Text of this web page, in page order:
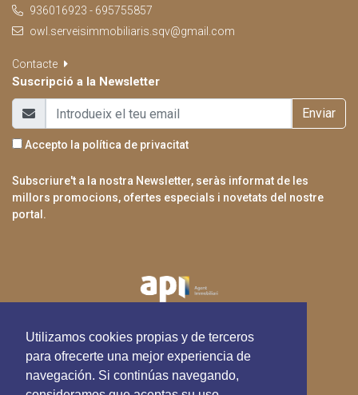
Utilizamos cookies propias y de terceros
para ofrecerte una mejor experiencia de
navegación. Si continúas navegando,
936016923 - 695755857
owl.serveisimmobiliaris.sqv@gmail.com
Contacte
Suscripció a la Newsletter
Enviar
Accepto la política de privacitat
Subscriure't a la nostra Newsletter, seràs informat de les
millors promocions, ofertes especials i novetats del nostre
portal.